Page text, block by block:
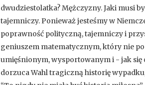
dwudziestolatka? Mężczyzny. Jaki musi
tajemniczy. Ponieważ jesteśmy w
poprawność polityczną, tajemniczy i
geniuszem matematycznym, który nie
umięśnionym, wysportowanym i - jak się
dorzuca Wahl tragiczną historię